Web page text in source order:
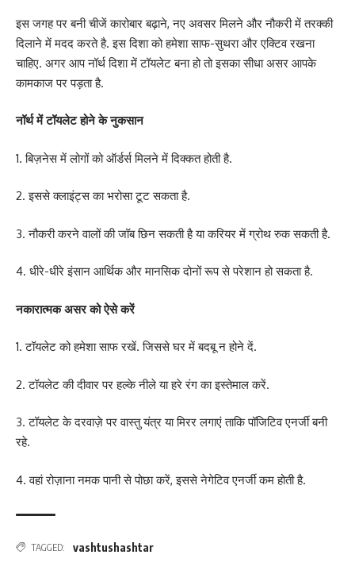
इस जगह पर बनी चीजें कारोबार बढ़ाने, नए अवसर मिलने और नौकरी में तरक्की
दिलाने में मदद करते है. इस दिशा को हमेशा साफ-सुथरा और एक्टिव रखना
चाहिए. अगर आप नॉर्थ दिशा में टॉयलेट बना हो तो इसका सीधा असर आपके
कामकाज पर पड़ता है.
नॉर्थ में टॉयलेट होने के नुकसान
1. बिज़नेस में लोगों को ऑर्डर्स मिलने में दिक्कत होती है.
2. इससे क्लाइंट्स का भरोसा टूट सकता है.
3. नौकरी करने वालों की जॉब छिन सकती है या करियर में ग्रोथ रुक सकती है.
4. धीरे-धीरे इंसान आर्थिक और मानसिक दोनों रूप से परेशान हो सकता है.
नकारात्मक असर को ऐसे करें
1. टॉयलेट को हमेशा साफ रखें. जिससे घर में बदबू न होने दें.
2. टॉयलेट की दीवार पर हल्के नीले या हरे रंग का इस्तेमाल करें.
3. टॉयलेट के दरवाज़े पर वास्तु यंत्र या मिरर लगाएं ताकि पॉजिटिव एनर्जी बनी
रहे.
4. वहां रोज़ाना नमक पानी से पोछा करें, इससे नेगेटिव एनर्जी कम होती है.
TAGGED: vashtushashtar